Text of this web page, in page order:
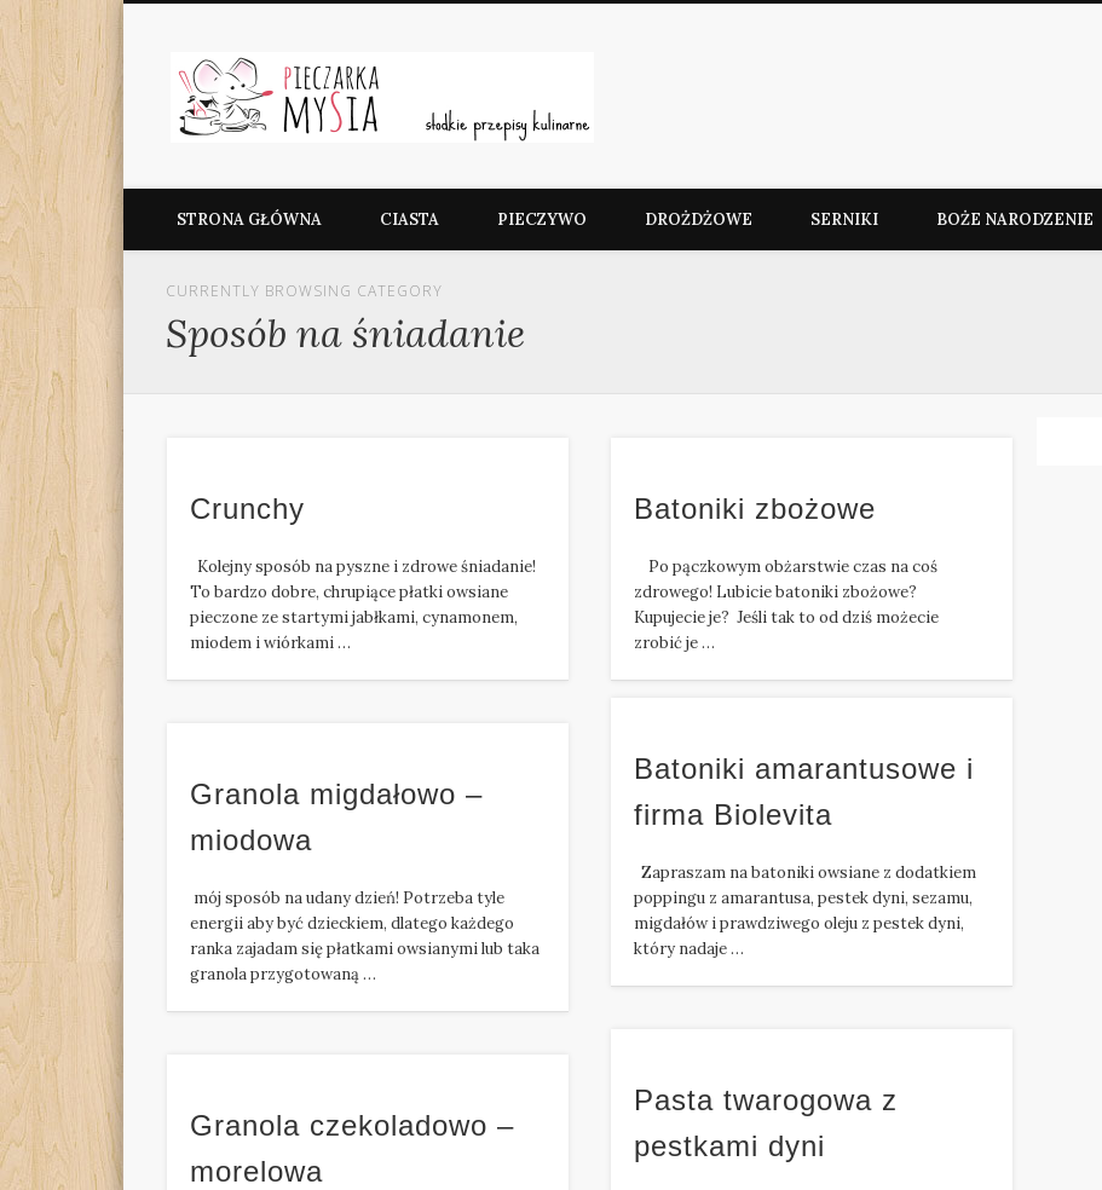
Pieczarka MySia
Facebook
STRONA GŁÓWNA CIASTA PIECZYWO DROŻDŻOWE SERNIKI BOŻE NARODZENIE
CURRENTLY BROWSING CATEGORY
Sposób na śniadanie
Crunchy
Kolejny sposób na pyszne i zdrowe śniadanie!
To bardzo dobre, chrupiące płatki owsiane
pieczone ze startymi jabłkami, cynamonem,
miodem i wiórkami …
Batoniki zbożowe
Po pączkowym obżarstwie czas na coś
zdrowego! Lubicie batoniki zbożowe?
Kupujecie je? Jeśli tak to od dziś możecie
zrobić je …
Batoniki amarantusowe i
firma Biolevita
Zapraszam na batoniki owsiane z dodatkiem
poppingu z amarantusa, pestek dyni, sezamu,
migdałów i prawdziwego oleju z pestek dyni,
który nadaje …
Granola migdałowo –
miodowa
mój sposób na udany dzień! Potrzeba tyle
energii aby być dzieckiem, dlatego każdego
ranka zajadam się płatkami owsianymi lub taka
granola przygotowaną …
Pasta twarogowa z
pestkami dyni
Granola czekoladowo –
morelowa